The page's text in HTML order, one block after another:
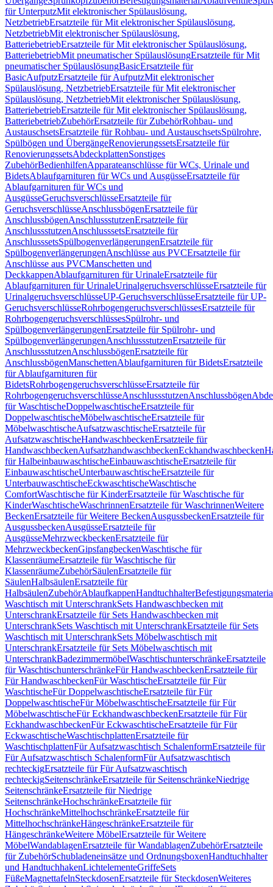
für UnterputzMit elektronischer Spülauslösung,
NetzbetriebErsatzteile für Mit elektronischer Spülauslösung,
NetzbetriebMit elektronischer Spülauslösung,
BatteriebetriebErsatzteile für Mit elektronischer Spülauslösung,
BatteriebetriebMit pneumatischer SpülauslösungErsatzteile für Mit
pneumatischer SpülauslösungBasicErsatzteile für
BasicAufputzErsatzteile für AufputzMit elektronischer
Spülauslösung, NetzbetriebErsatzteile für Mit elektronischer
Spülauslösung, NetzbetriebMit elektronischer Spülauslösung,
BatteriebetriebErsatzteile für Mit elektronischer Spülauslösung,
BatteriebetriebZubehörErsatzteile für ZubehörRohbau- und
AustauschsetsErsatzteile für Rohbau- und AustauschsetsSpülrohre,
Spülbögen und ÜbergängeRenovierungssetsErsatzteile für
RenovierungssetsAbdeckplattenSonstiges
ZubehörBedienhilfenApparateanschlüsse für WCs, Urinale und
BidetsAblaufgarnituren für WCs und AusgüsseErsatzteile für
Ablaufgarnituren für WCs und
AusgüsseGeruchsverschlüsseErsatzteile für
GeruchsverschlüsseAnschlussbögenErsatzteile für
AnschlussbögenAnschlussstutzenErsatzteile für
AnschlussstutzenAnschlusssetsErsatzteile für
AnschlusssetsSpülbogenverlängerungenErsatzteile für
SpülbogenverlängerungenAnschlüsse aus PVCErsatzteile für
Anschlüsse aus PVCManschetten und
DeckkappenAblaufgarnituren für UrinaleErsatzteile für
Ablaufgarnituren für UrinaleUrinalgeruchsverschlüsseErsatzteile für
UrinalgeruchsverschlüsseUP-GeruchsverschlüsseErsatzteile für UP-
GeruchsverschlüsseRohrbogengeruchsverschlüssesErsatzteile für
RohrbogengeruchsverschlüssesSpülrohr- und
SpülbogenverlängerungenErsatzteile für Spülrohr- und
SpülbogenverlängerungenAnschlussstutzenErsatzteile für
AnschlussstutzenAnschlussbögenErsatzteile für
AnschlussbögenManschettenAblaufgarnituren für BidetsErsatzteile
für Ablaufgarnituren für
BidetsRohrbogengeruchsverschlüsseErsatzteile für
RohrbogengeruchsverschlüsseAnschlussstutzenAnschlussbögen
für WaschtischeDoppelwaschtischeErsatzteile für
DoppelwaschtischeMöbelwaschtischeErsatzteile für
MöbelwaschtischeAufsatzwaschtischeErsatzteile für
AufsatzwaschtischeHandwaschbeckenErsatzteile für
HandwaschbeckenAufsatzhandwaschbeckenEckhandwaschbecken
für HalbeinbauwaschtischeEinbauwaschtischeErsatzteile für
EinbauwaschtischeUnterbauwaschtischeErsatzteile für
UnterbauwaschtischeEckwaschtischeWaschtische
ComfortWaschtische für KinderErsatzteile für Waschtische für
KinderWaschtischeWaschrinnenErsatzteile für WaschrinnenWeitere
BeckenErsatzteile für Weitere BeckenAusgussbeckenErsatzteile für
AusgussbeckenAusgüsseErsatzteile für
AusgüsseMehrzweckbeckenErsatzteile für
MehrzweckbeckenGipsfangbeckenWaschtische für
KlassenräumeErsatzteile für Waschtische für
KlassenräumeZubehörSäulenErsatzteile für
SäulenHalbsäulenErsatzteile für
HalbsäulenZubehörAblaufkappenHandtuchhalter
Waschtisch mit UnterschrankSets Handwaschbecken mit
UnterschrankErsatzteile für Sets Handwaschbecken mit
UnterschrankSets Waschtisch mit UnterschrankErsatzteile für Sets
Waschtisch mit UnterschrankSets Möbelwaschtisch mit
UnterschrankErsatzteile für Sets Möbelwaschtisch mit
UnterschrankBadezimmermöbelWaschtischunterschränkeErsatzteile
für WaschtischunterschränkeFür HandwaschbeckenErsatzteile für
Für HandwaschbeckenFür WaschtischeErsatzteile für Für
WaschtischeFür DoppelwaschtischeErsatzteile für Für
DoppelwaschtischeFür MöbelwaschtischeErsatzteile für Für
MöbelwaschtischeFür EckhandwaschbeckenErsatzteile für Für
EckhandwaschbeckenFür EckwaschtischeErsatzteile für Für
EckwaschtischeWaschtischplattenErsatzteile für
WaschtischplattenFür Aufsatzwaschtisch SchalenformErsatzteile für
Für Aufsatzwaschtisch SchalenformFür Aufsatzwaschtisch
rechteckigErsatzteile für Für Aufsatzwaschtisch
rechteckigSeitenschränkeErsatzteile für SeitenschränkeNiedrige
SeitenschränkeErsatzteile für Niedrige
SeitenschränkeHochschränkeErsatzteile für
HochschränkeMittelhochschränkeErsatzteile für
MittelhochschränkeHängeschränkeErsatzteile für
HängeschränkeWeitere MöbelErsatzteile für Weitere
MöbelWandablagenErsatzteile für WandablagenZubehörErsatzteile
für ZubehörSchubladeneinsätze und OrdnungsboxenHandtuchhalter
und HandtuchhakenLichtelementeGriffeSets
FüßeMagnettafelnSteckdosenErsatzteile für SteckdosenWeiteres